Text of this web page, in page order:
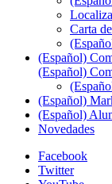
Carta
(Español)
(Español)
(Español)
(Español)
Novedades
Facebook
Twitter